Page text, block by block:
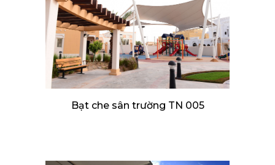
Bạt che sân trường TN 005